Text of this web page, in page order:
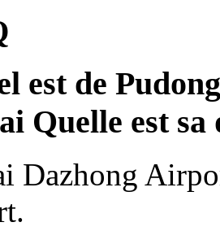
est de
Quelle est sa
Dazhong